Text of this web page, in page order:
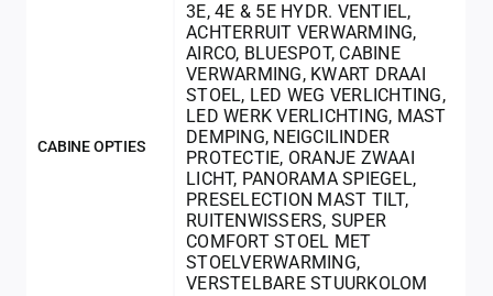
CABINE OPTIES
3E, 4E & 5E HYDR. VENTIEL,
ACHTERRUIT VERWARMING,
AIRCO, BLUESPOT, CABINE
VERWARMING, KWART DRAAI
STOEL, LED WEG VERLICHTING,
LED WERK VERLICHTING, MAST
DEMPING, NEIGCILINDER
PROTECTIE, ORANJE ZWAAI
LICHT, PANORAMA SPIEGEL,
PRESELECTION MAST TILT,
RUITENWISSERS, SUPER
COMFORT STOEL MET
STOELVERWARMING,
VERSTELBARE STUURKOLOM